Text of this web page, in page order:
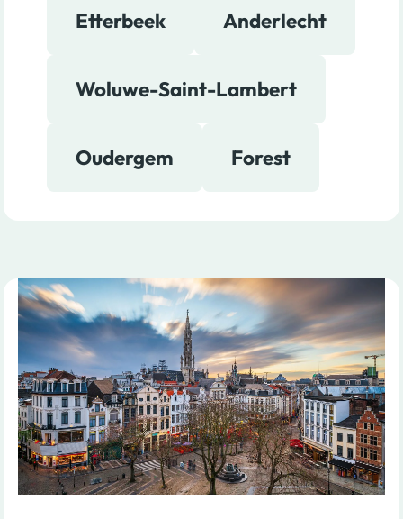
Etterbeek Anderlecht
Woluwe-Saint-Lambert
Oudergem Forest